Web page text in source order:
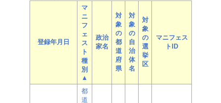
登録年月日
マ
ニ
フ
ェ
ス
ト
種
別
▲
政治
家名
対
象
の
都
道
府
県
対
象
の
自
治
体
名
対
象
の
選
挙
区
マニフェス
トID
都
道